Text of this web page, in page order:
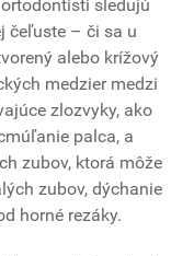
sledujú
čeľuste – či sa u
alebo krížový
medzier medzi
zlozvyky, ako
palca, a
zubov, ktorá môže
zubov, dýchanie
horné rezáky.